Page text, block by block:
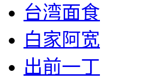
台湾面食
白家阿宽
出前一丁